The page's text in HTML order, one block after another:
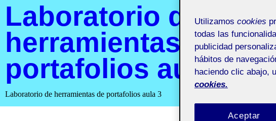
Laboratorio de
herramientas de
portafolios aula 3
Laboratorio de herramientas de portafolios aula 3
Utilizamos cookies
todas las
publicidad
hábitos de
haciendo clic abajo,
cookies.
Aceptar